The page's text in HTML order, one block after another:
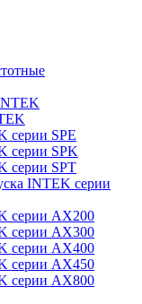
серии SPE
серии SPK
серии SPT
INTEK серии
серии AX200
серии AX300
серии AX400
серии AX450
серии AX800